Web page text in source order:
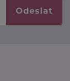
Odeslat